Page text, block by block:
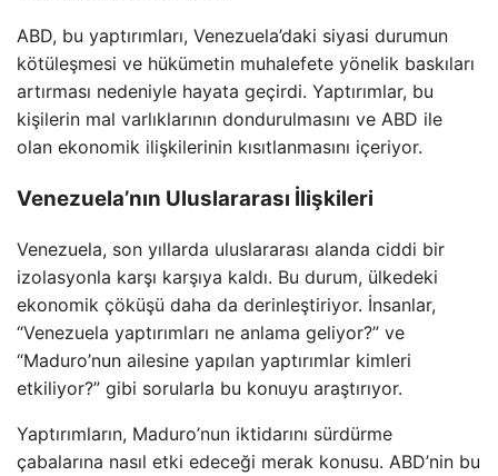
ABD, bu yaptırımları, Venezuela’daki siyasi durumun
kötüleşmesi ve hükümetin muhalefete yönelik baskıları
artırması nedeniyle hayata geçirdi. Yaptırımlar, bu
kişilerin mal varlıklarının dondurulmasını ve ABD ile
olan ekonomik ilişkilerinin kısıtlanmasını içeriyor.
Venezuela’nın Uluslararası İlişkileri
Venezuela, son yıllarda uluslararası alanda ciddi bir
izolasyonla karşı karşıya kaldı. Bu durum, ülkedeki
ekonomik çöküşü daha da derinleştiriyor. İnsanlar,
“Venezuela yaptırımları ne anlama geliyor?” ve
“Maduro’nun ailesine yapılan yaptırımlar kimleri
etkiliyor?” gibi sorularla bu konuyu araştırıyor.
Yaptırımların, Maduro’nun iktidarını sürdürme
çabalarına nasıl etki edeceği merak konusu. ABD’nin bu